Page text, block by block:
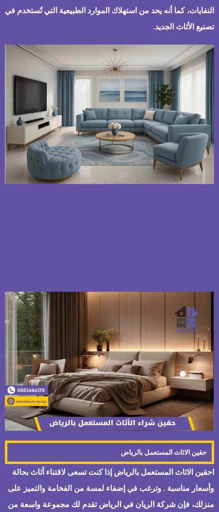
النفايات، كما أنه يحد من استهلاك الموارد الطبيعية التي تُستخدم في
تصنيع الأثاث الجديد.
حقين الاثاث المستعمل بالرياض
احقين الاثاث المستعمل بالرياض إذا كنت تسعى لاقتناء أثاث بحالة
وأسعار مناسبة . وترغب في إضفاء لمسة من الفخامة والتميز على
منزلك، فإن شركة الريان في الرياض تقدم لك مجموعة واسعة من